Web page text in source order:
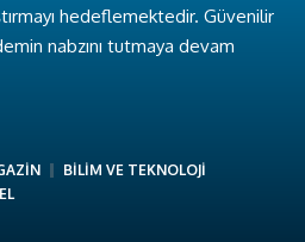
hedeflemektedir. Güvenilir
nabzını tutmaya devam
BİLİM VE TEKNOLOJİ